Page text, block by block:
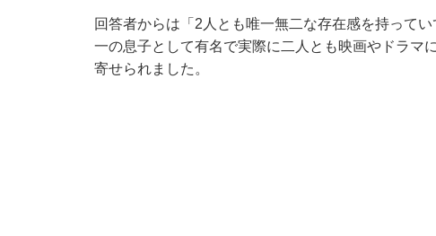
回答者からは「2人とも唯一無二な存在感を持って
一の息子として有名で実際に二人とも映画やドラマ
寄せられました。